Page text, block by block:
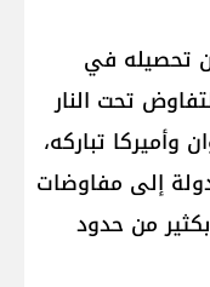
تحصيله في
تحت النار
تباركه،
إلى مفاوضات
من حدود